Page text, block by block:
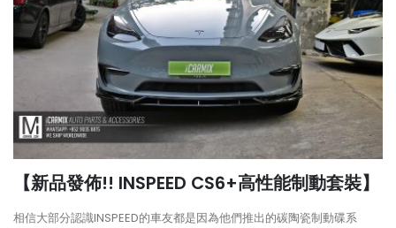
【新品發佈!! INSPEED CS6+高性能制動套裝】
相信大部分認識INSPEED的車友都是因為他們推出的碳陶瓷制動碟系